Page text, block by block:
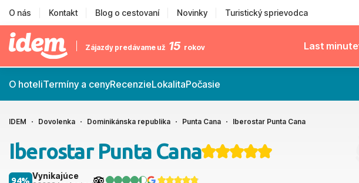
O nás Kontakt Blog o cestovaní Novinky Turistický sprievodca
Zájazdy predávame už 15 rokov Last minute
O hoteliTermíny a cenyRecenzieLokalitaPočasie
IDEM Dovolenka Dominikánska republika Punta Cana Iberostar Punta Cana
Iberostar Punta Cana
Vynikajúce
94%